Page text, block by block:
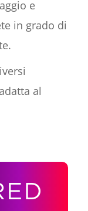
e
in grado di
al